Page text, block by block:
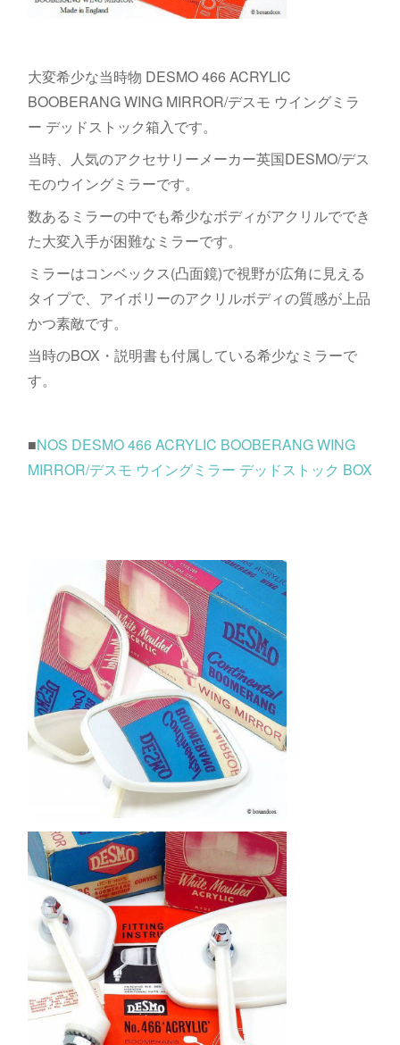
大変希少な当時物 DESMO 466 ACRYLIC
BOOBERANG WING MIRROR/デスモ ウイングミラ
ー デッドストック箱入です。
当時、人気のアクセサリーメーカー英国DESMO/デス
モのウイングミラーです。
数あるミラーの中でも希少なボディがアクリルででき
た大変入手が困難なミラーです。
ミラーはコンベックス(凸面鏡)で視野が広角に見える
タイプで、アイボリーのアクリルボディの質感が上品
かつ素敵です。
当時のBOX・説明書も付属している希少なミラーで
す。
■NOS DESMO 466 ACRYLIC BOOBERANG WING
MIRROR/デスモ ウイングミラー デッドストック BOX